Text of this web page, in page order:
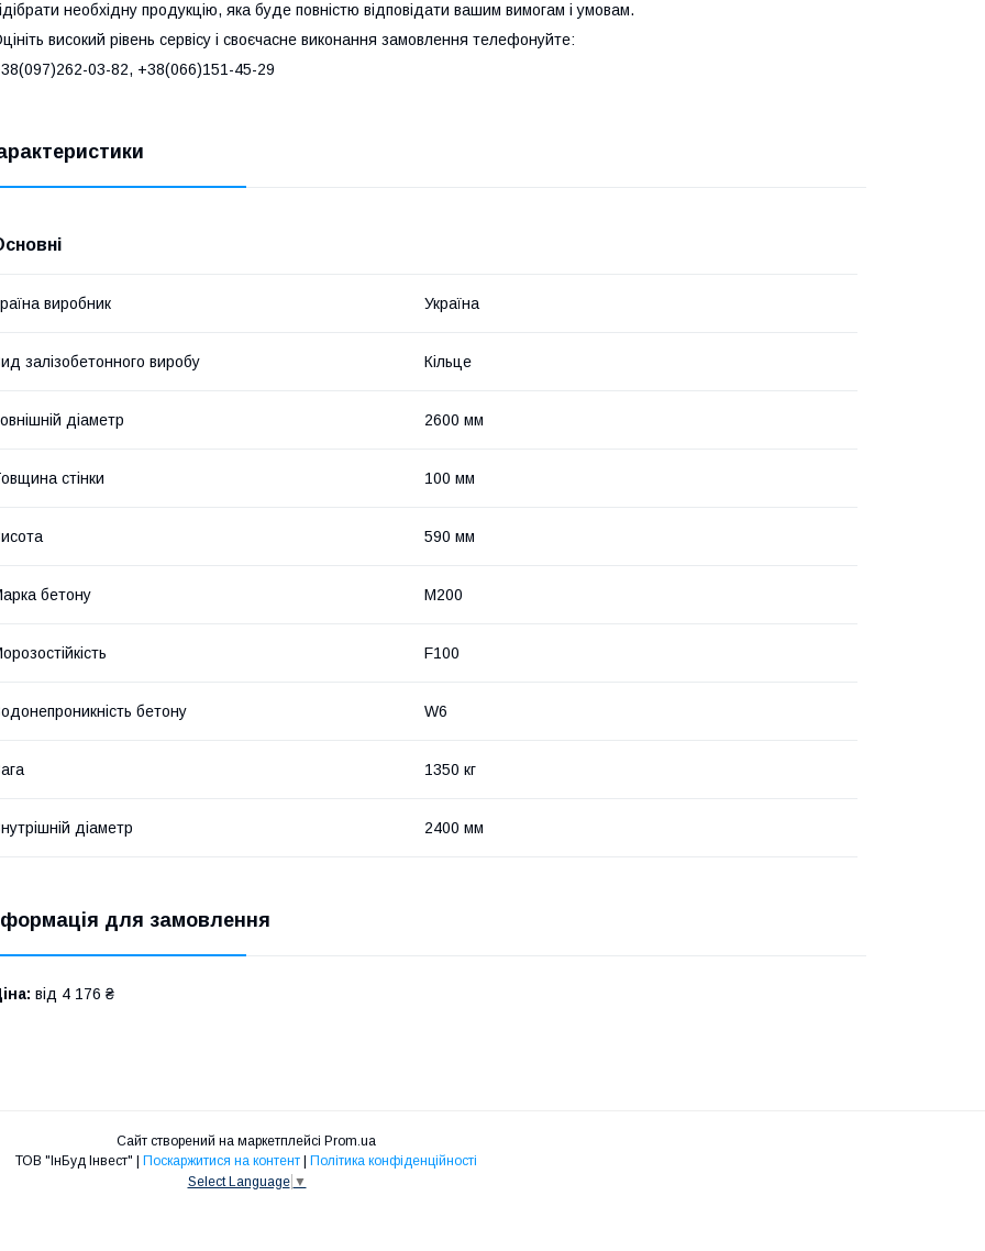
необхідну продукцію, яка буде повністю відповідати вашим вимогам і умовам.
високий рівень сервісу і своєчасне виконання замовлення телефонуйте:
97)262-03-82, +38(066)151-45-29
виробник Україна
залізобетонного виробу Кільце
діаметр 2600 мм
стінки 100 мм
590 мм
бетону М200
F100
бетону W6
1350 кг
діаметр 2400 мм
для замовлення
від 4 176 ₴
Сайт створений на маркетплейсі Prom.ua
Поскаржитися на контент
Політика конфіденційності
Select Language ▼